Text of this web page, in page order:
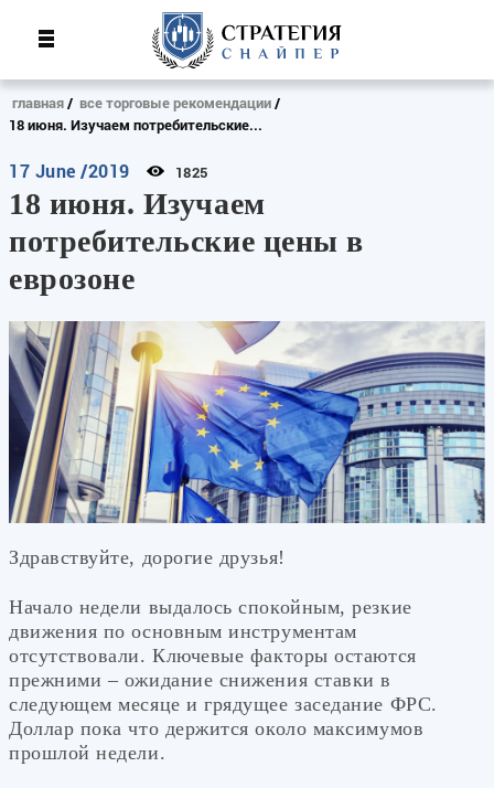
главная
все торговые рекомендации
18 июня. Изучаем потребительские...
17 June /2019 1825
18 июня. Изучаем
потребительские цены в
еврозоне
Здравствуйте, дорогие друзья!
Начало недели выдалось спокойным, резкие
движения по основным инструментам
отсутствовали. Ключевые факторы остаются
прежними – ожидание снижения ставки в
следующем месяце и грядущее заседание ФРС.
Доллар пока что держится около максимумов
прошлой недели.